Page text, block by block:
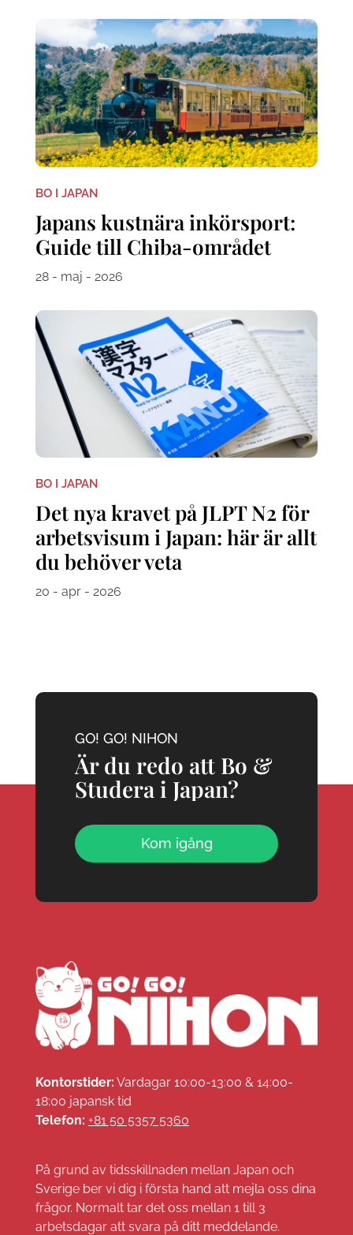
BO I JAPAN
Japans kustnära inkörsport:
Guide till Chiba-området
28 - maj - 2026
BO I JAPAN
Det nya kravet på JLPT N2 för
arbetsvisum i Japan: här är allt
du behöver veta
20 - apr - 2026
GO! GO! NIHON
Är du redo att Bo &
Studera i Japan?
Kom igång
Kontorstider: Vardagar 10:00-13:00 & 14:00-
18:00 japansk tid
Telefon: +81 50 5357 5360
På grund av tidsskillnaden mellan Japan och
Sverige ber vi dig i första hand att mejla oss dina
frågor. Normalt tar det oss mellan 1 till 3
arbetsdagar att svara på ditt meddelande.